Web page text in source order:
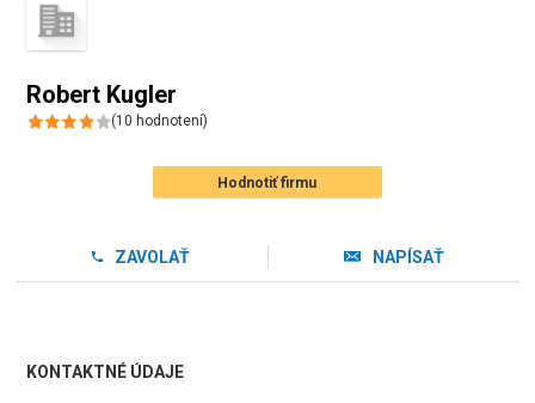
Robert Kugler
(10 hodnotení)
Hodnotiť firmu
ZAVOLAŤ NAPÍSAŤ
KONTAKTNÉ ÚDAJE